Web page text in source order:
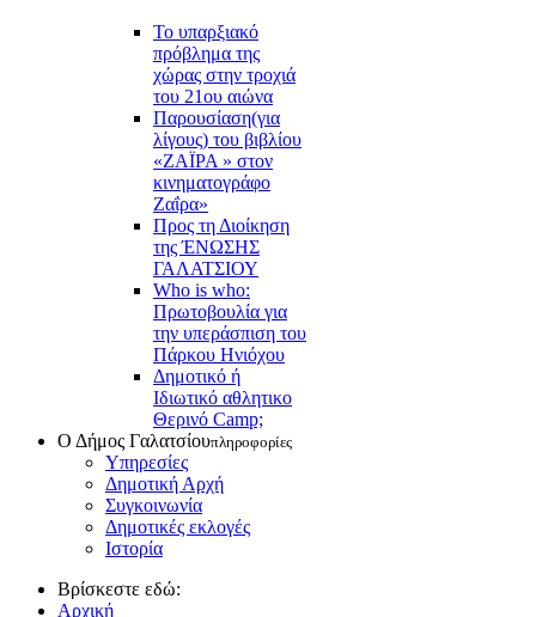
Το υπαρξιακό
πρόβλημα της
χώρας στην τροχιά
του 21ου αιώνα
Παρουσίαση(για
λίγους) του βιβλίου
«ΖΑΪΡΑ » στον
κινηματογράφο
Ζαΐρα»
Προς τη Διοίκηση
της ΈΝΩΣΗΣ
ΓΑΛΑΤΣΙΟΥ
Who is who:
Πρωτοβουλία για
την υπεράσπιση του
Πάρκου Ηνιόχου
Δημοτικό ή
Ιδιωτικό αθλητικο
Θερινό Camp;
Ο Δήμος Γαλατσίουπληροφορίες
Υπηρεσίες
Δημοτική Αρχή
Συγκοινωνία
Δημοτικές εκλογές
Ιστορία
Βρίσκεστε εδώ:
Αρχική